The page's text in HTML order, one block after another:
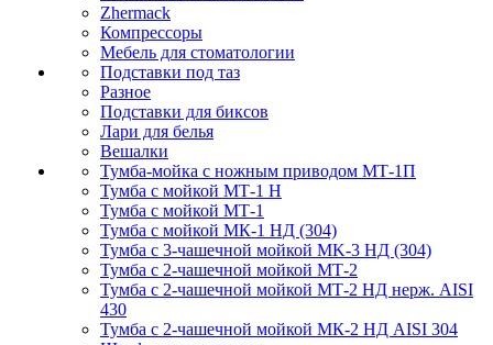
Zhermack
Компрессоры
Мебель для стоматологии
Подставки под таз
Разное
Подставки для биксов
Лари для белья
Вешалки
Тумба-мойка с ножным приводом МТ-1П
Тумба с мойкой МТ-1 Н
Тумба с мойкой МТ-1
Тумба с мойкой МК-1 НД (304)
Тумба с 3-чашечной мойкой МK-3 НД (304)
Тумба с 2-чашечной мойкой МТ-2
Тумба с 2-чашечной мойкой МТ-2 НД нерж. AISI
430
Тумба с 2-чашечной мойкой МК-2 НД AISI 304